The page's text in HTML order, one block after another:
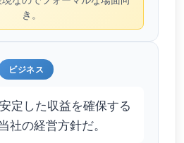
き。
ビジネス
定した収益を確保する
社の経営方針だ。